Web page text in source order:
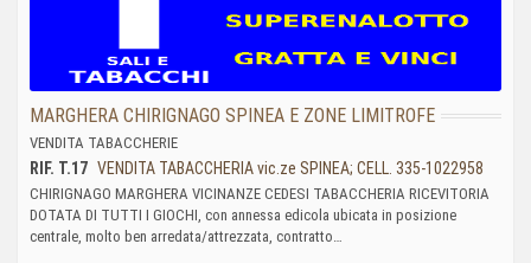
MARGHERA CHIRIGNAGO SPINEA E ZONE LIMITROFE
VENDITA TABACCHERIE
RIF. T.17 VENDITA TABACCHERIA vic.ze SPINEA; CELL. 335-1022958
CHIRIGNAGO MARGHERA VICINANZE CEDESI TABACCHERIA RICEVITORIA
DOTATA DI TUTTI I GIOCHI, con annessa edicola ubicata in posizione
centrale, molto ben arredata/attrezzata, contratto…